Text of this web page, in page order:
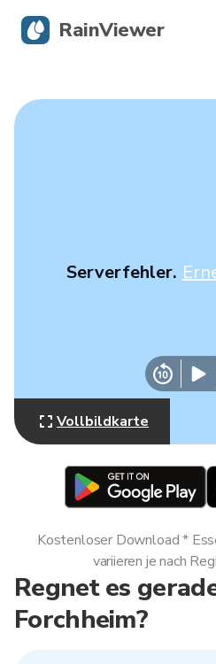
Serverfehler.
Vollbildkarte
Regnet es
Forchheim?
Kostenloser Download *
variieren je nach
RainViewer